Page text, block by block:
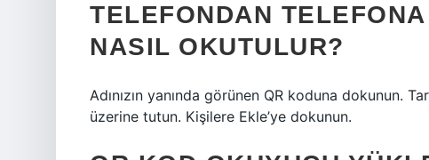
TELEFONDAN
NASIL OKUTULUR?
Adınızın yanında görünen QR koduna dokunun.
üzerine tutun. Kişilere Ekle’ye dokunun.